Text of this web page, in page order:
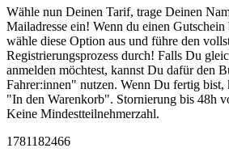
Wähle nun Deinen Tarif, trage Deinen
Mailadresse ein! Wenn du einen Gutschein
wähle diese Option aus und führe den
Registrierungsprozess durch! Falls Du
anmelden möchtest, kannst Du dafür den
Fahrer:innen" nutzen. Wenn Du fertig
"In den Warenkorb". Stornierung bis 48h
Keine Mindestteilnehmerzahl.
1781182466